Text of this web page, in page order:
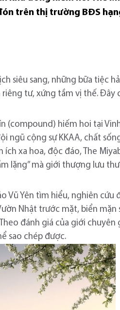
trên thị trường BĐS
siêu sang, những bữa tiệc
tư, xứng tầm vị thế. Đây
(compound) hiếm hoi tại
ngũ cộng sự KKAA, chất
xa hoa, độc đáo, The
lặng” mà giới thượng lưu
Vũ Yên tìm hiểu, nghiên cứu
Nhật trước mặt, biển mặn
đánh giá của giới chuyên
sao chép được.